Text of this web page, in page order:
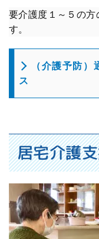
要介護度１～５の方
す。
（介護予防
ス
居宅介護